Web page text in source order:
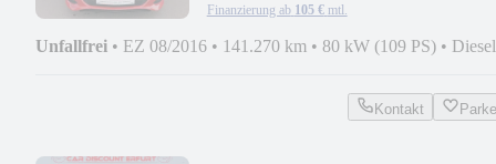
Finanzierung ab 105 € mtl.
Unfallfrei • EZ 08/2016 • 141.270 km • 80 kW (109 PS) • Diesel
Kontakt